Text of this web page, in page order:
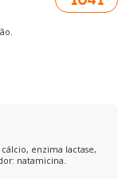
enzima lactase,
natamicina.